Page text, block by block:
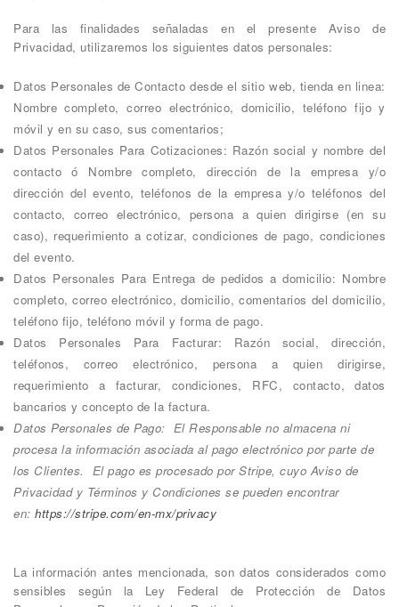
Para las finalidades señaladas en el presente Aviso de
Privacidad, utilizaremos los siguientes datos personales:
Datos Personales de Contacto desde el sitio web, tienda en linea:
Nombre completo, correo electrónico, domicilio, teléfono fijo y
móvil y en su caso, sus comentarios;
Datos Personales Para Cotizaciones: Razón social y nombre del
contacto ó Nombre completo, dirección de la empresa y/o
dirección del evento, teléfonos de la empresa y/o teléfonos del
contacto, correo electrónico, persona a quien dirigirse (en su
caso), requerimiento a cotizar, condiciones de pago, condiciones
del evento.
Datos Personales Para Entrega de pedidos a domicilio: Nombre
completo, correo electrónico, domicilio, comentarios del domicilio,
teléfono fijo, teléfono móvil y forma de pago.
Datos Personales Para Facturar: Razón social, dirección,
teléfonos, correo electrónico, persona a quien dirigirse,
requerimiento a facturar, condiciones, RFC, contacto, datos
bancarios y concepto de la factura.
Datos Personales de Pago: El Responsable no almacena ni
procesa la información asociada al pago electrónico por parte de
los Clientes. El pago es procesado por Stripe, cuyo Aviso de
Privacidad y Términos y Condiciones se pueden encontrar
en: https://stripe.com/en-mx/privacy
La información antes mencionada, son datos considerados como
sensibles según la Ley Federal de Protección de Datos